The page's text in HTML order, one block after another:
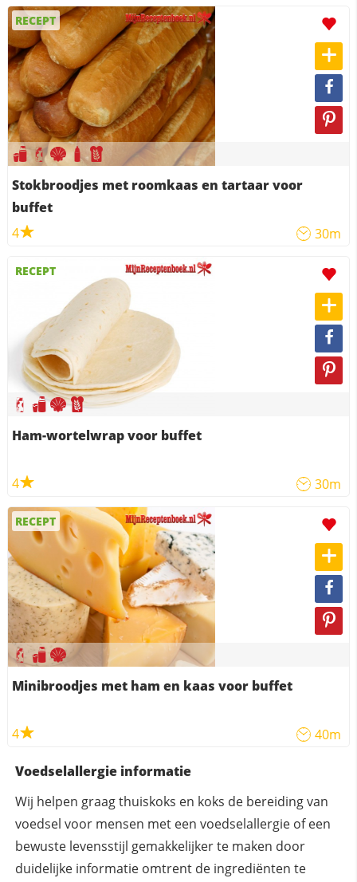
RECEPT
Stokbroodjes met roomkaas en tartaar voor
buffet
4
30m
RECEPT
Ham-wortelwrap voor buffet
4 30m
RECEPT
Minibroodjes met ham en kaas voor buffet
4 40m
Voedselallergie informatie
Wij helpen graag thuiskoks en koks de bereiding van
voedsel voor mensen met een voedselallergie of een
bewuste levensstijl gemakkelijker te maken door
duidelijke informatie omtrent de ingrediënten te